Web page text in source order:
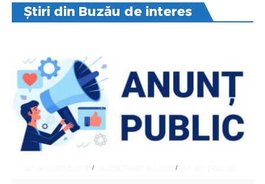
Știri din Buzău de interes
ADMINISTRATIV ANUNTURI BUZAU